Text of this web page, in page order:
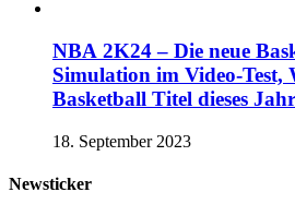
NBA 2K24 – Die neue
Simulation im Video-Test,
Basketball Titel dieses
18. September 2023
Newsticker